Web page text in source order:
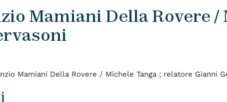
Mamiani Della Rovere /
Mamiani Della Rovere / Michele Tanga ; relatore Gianni